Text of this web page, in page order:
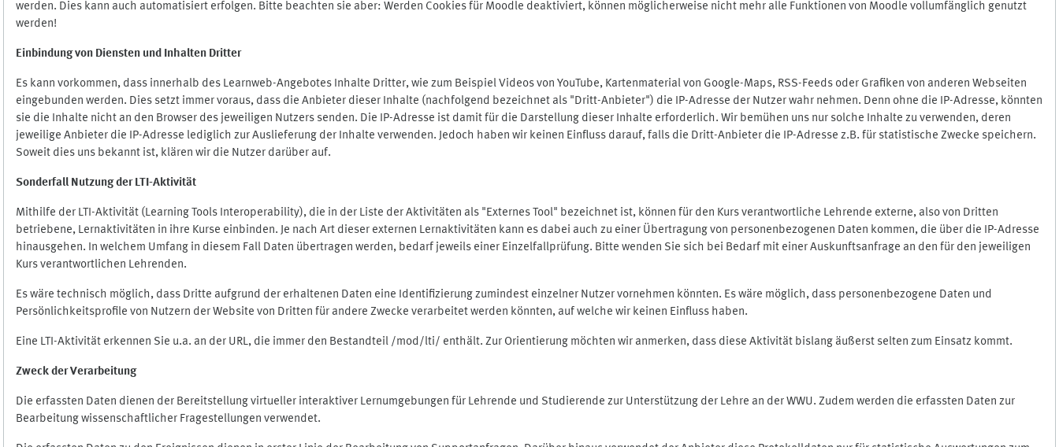
werden. Dies kann auch automatisiert erfolgen. Bitte beachten sie aber: Werden Cookies für Moodle deaktiviert, können möglicherweise nicht mehr alle Funktionen von Moodle vollumfänglich genutzt
werden!
Einbindung von Diensten und Inhalten Dritter
Es kann vorkommen, dass innerhalb des Learnweb-Angebotes Inhalte Dritter, wie zum Beispiel Videos von YouTube, Kartenmaterial von Google-Maps, RSS-Feeds oder Grafiken von anderen Webseiten
eingebunden werden. Dies setzt immer voraus, dass die Anbieter dieser Inhalte (nachfolgend bezeichnet als "Dritt-Anbieter") die IP-Adresse der Nutzer wahr nehmen. Denn ohne die IP-Adresse, könnten
sie die Inhalte nicht an den Browser des jeweiligen Nutzers senden. Die IP-Adresse ist damit für die Darstellung dieser Inhalte erforderlich. Wir bemühen uns nur solche Inhalte zu verwenden, deren
jeweilige Anbieter die IP-Adresse lediglich zur Auslieferung der Inhalte verwenden. Jedoch haben wir keinen Einfluss darauf, falls die Dritt-Anbieter die IP-Adresse z.B. für statistische Zwecke speichern.
Soweit dies uns bekannt ist, klären wir die Nutzer darüber auf.
Sonderfall Nutzung der LTI-Aktivität
Mithilfe der LTI-Aktivität (Learning Tools Interoperability), die in der Liste der Aktivitäten als "Externes Tool" bezeichnet ist, können für den Kurs verantwortliche Lehrende externe, also von Dritten
betriebene, Lernaktivitäten in ihre Kurse einbinden. Je nach Art dieser externen Lernaktivitäten kann es dabei auch zu einer Übertragung von personenbezogenen Daten kommen, die über die IP-Adresse
hinausgehen. In welchem Umfang in diesem Fall Daten übertragen werden, bedarf jeweils einer Einzelfallprüfung. Bitte wenden Sie sich bei Bedarf mit einer Auskunftsanfrage an den für den jeweiligen
Kurs verantwortlichen Lehrenden.
Es wäre technisch möglich, dass Dritte aufgrund der erhaltenen Daten eine Identifizierung zumindest einzelner Nutzer vornehmen könnten. Es wäre möglich, dass personenbezogene Daten und
Persönlichkeitsprofile von Nutzern der Website von Dritten für andere Zwecke verarbeitet werden könnten, auf welche wir keinen Einfluss haben.
Eine LTI-Aktivität erkennen Sie u.a. an der URL, die immer den Bestandteil /mod/lti/ enthält. Zur Orientierung möchten wir anmerken, dass diese Aktivität bislang äußerst selten zum Einsatz kommt.
Zweck der Verarbeitung
Die erfassten Daten dienen der Bereitstellung virtueller interaktiver Lernumgebungen für Lehrende und Studierende zur Unterstützung der Lehre an der WWU. Zudem werden die erfassten Daten zur
Bearbeitung wissenschaftlicher Fragestellungen verwendet.